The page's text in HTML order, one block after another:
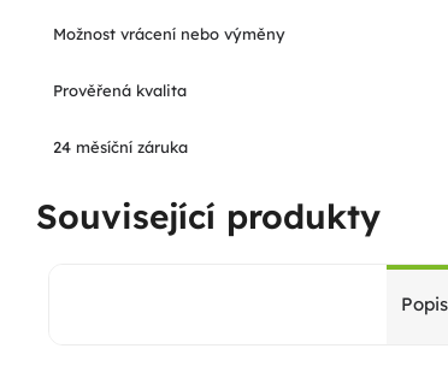
Možnost vrácení nebo výměny
Prověřená kvalita
24 měsíční záruka
Související produkty
Popis